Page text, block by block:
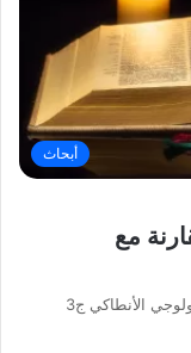
أبحاث
مع
الأنطاكي ج3